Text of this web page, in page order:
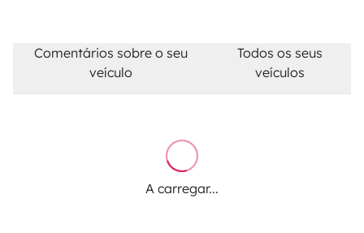
Comentários sobre o seu
veículo
Todos os seus
veículos
A carregar...